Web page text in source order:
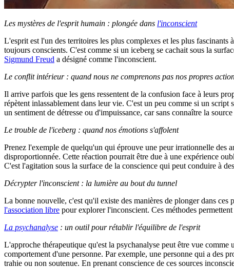
Les mystères de l'esprit humain : plongée dans l'inconscient
L'esprit est l'un des territoires les plus complexes et les plus fascinants
toujours conscients. C'est comme si un iceberg se cachait sous la
Sigmund Freud a désigné comme l'inconscient.
Le conflit intérieur : quand nous ne comprenons pas nos propres
Il arrive parfois que les gens ressentent de la confusion face à leurs
répètent inlassablement dans leur vie. C'est un peu comme si un
un sentiment de détresse ou d'impuissance, car sans connaître la
Le trouble de l'iceberg : quand nos émotions s'affolent
Prenez l'exemple de quelqu'un qui éprouve une peur irrationnelle des
disproportionnée. Cette réaction pourrait être due à une expérience
C'est l'agitation sous la surface de la conscience qui peut conduire à
Décrypter l'inconscient : la lumière au bout du tunnel
La bonne nouvelle, c'est qu'il existe des manières de plonger dans
l'association libre pour explorer l'inconscient. Ces méthodes
La psychanalyse : un outil pour rétablir l'équilibre de l'esprit
L'approche thérapeutique qu'est la psychanalyse peut être vue
comportement d'une personne. Par exemple, une personne qui a des
trahie ou non soutenue. En prenant conscience de ces sources